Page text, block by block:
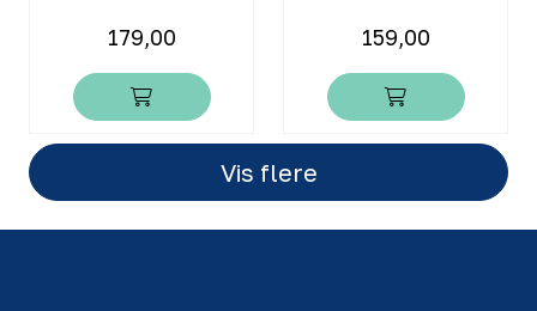
179,00 159,00
Vis flere